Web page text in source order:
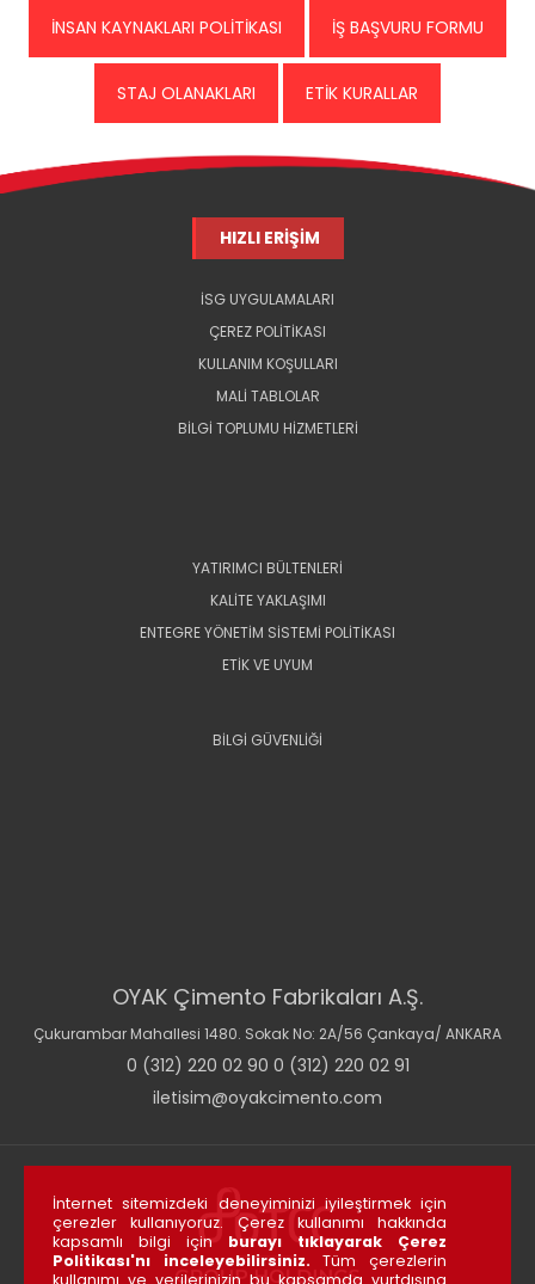
İNSAN KAYNAKLARI POLİTİKASI İŞ BAŞVURU FORMU
STAJ OLANAKLARI ETİK KURALLAR
HIZLI ERİŞİM
İSG UYGULAMALARI
ÇEREZ POLİTİKASI
KULLANIM KOŞULLARI
MALİ TABLOLAR
BİLGİ TOPLUMU HİZMETLERİ
YATIRIMCI BÜLTENLERİ
KALİTE YAKLAŞIMI
ENTEGRE YÖNETİM SİSTEMİ POLİTİKASI
ETİK VE UYUM
BİLGİ GÜVENLİĞİ
OYAK Çimento Fabrikaları A.Ş.
Çukurambar Mahallesi 1480. Sokak No: 2A/56 Çankaya/ ANKARA
0 (312) 220 02 90 0 (312) 220 02 91
iletisim@oyakcimento.com
İnternet sitemizdeki deneyiminizi iyileştirmek için
çerezler kullanıyoruz. Çerez kullanımı hakkında
kapsamlı bilgi için burayı tıklayarak Çerez
Politikası'nı inceleyebilirsiniz. Tüm çerezlerin
kullanımı ve verilerinizin bu kapsamda yurtdışına